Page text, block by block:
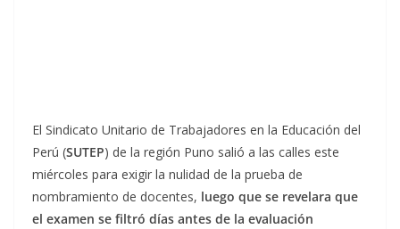
El Sindicato Unitario de Trabajadores en la Educación del
Perú (SUTEP) de la región Puno salió a las calles este
miércoles para exigir la nulidad de la prueba de
nombramiento de docentes, luego que se revelara que
el examen se filtró días antes de la evaluación